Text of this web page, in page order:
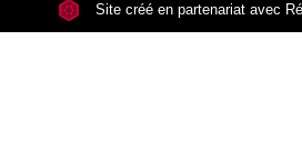
Site créé en partenariat avec